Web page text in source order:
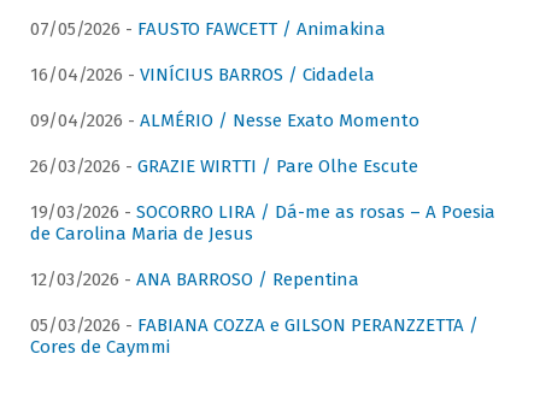
07/05/2026 - FAUSTO FAWCETT / Animakina
16/04/2026 - VINÍCIUS BARROS / Cidadela
09/04/2026 - ALMÉRIO / Nesse Exato Momento
26/03/2026 - GRAZIE WIRTTI / Pare Olhe Escute
19/03/2026 - SOCORRO LIRA / Dá-me as rosas – A Poesia
de Carolina Maria de Jesus
12/03/2026 - ANA BARROSO / Repentina
05/03/2026 - FABIANA COZZA e GILSON PERANZZETTA /
Cores de Caymmi